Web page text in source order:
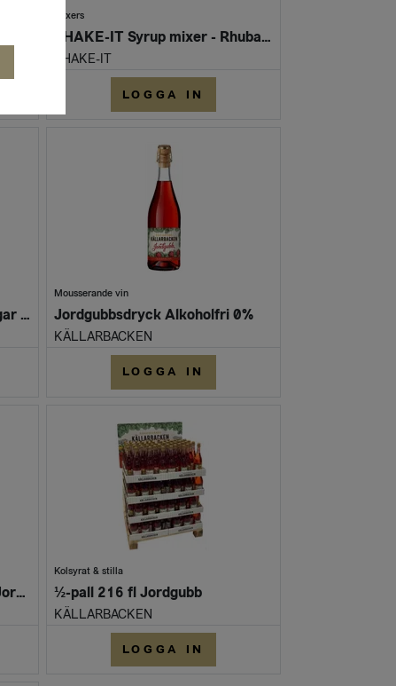
Mixers
SHAKE-IT Syrup mixer - Rhubarb (Flaska 500 ml)
SHAKE-IT
LOGGA IN
SHAKE-IT Syrup mixer - Sugar Cane SOCKERLAG Premium (Flaska 500 ml)
Mousserande vin
Jordgubbsdryck Alkoholfri 0%
KÄLLARBACKEN
LOGGA IN
½-pall MIXAD 216 fl 50/50 Jordgubb & Äpple-Fläder
Kolsyrat & stilla
½-pall 216 fl Jordgubb
KÄLLARBACKEN
LOGGA IN